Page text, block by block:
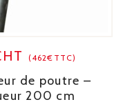
(462€TTC)
de poutre –
200 cm